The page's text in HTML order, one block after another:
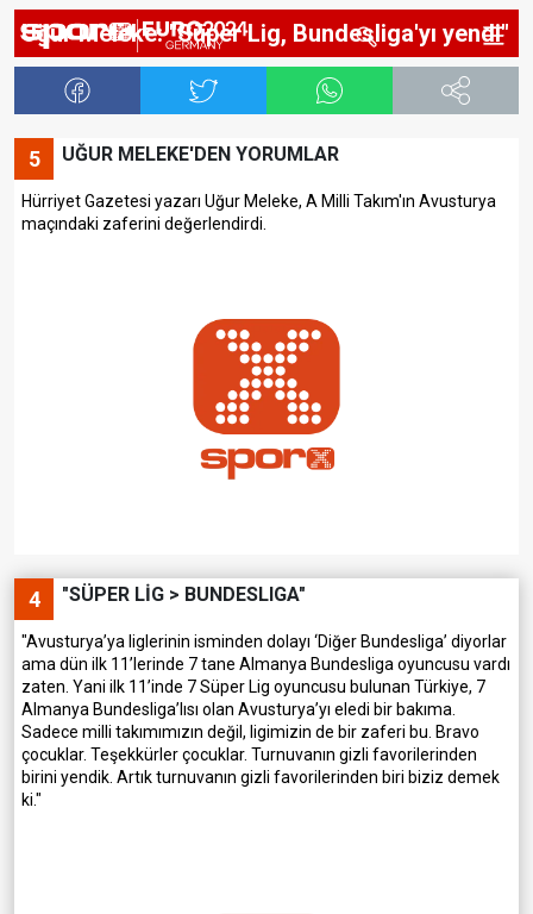
Uğur Meleke: "Süper Lig, Bundesliga'yı yendi"
5 UĞUR MELEKE'DEN YORUMLAR
Hürriyet Gazetesi yazarı Uğur Meleke, A Milli Takım'ın Avusturya
maçındaki zaferini değerlendirdi.
4 "SÜPER LİG > BUNDESLIGA"
"Avusturya’ya liglerinin isminden dolayı ‘Diğer Bundesliga’ diyorlar
ama dün ilk 11’lerinde 7 tane Almanya Bundesliga oyuncusu vardı
zaten. Yani ilk 11’inde 7 Süper Lig oyuncusu bulunan Türkiye, 7
Almanya Bundesliga’lısı olan Avusturya’yı eledi bir bakıma.
Sadece milli takımımızın değil, ligimizin de bir zaferi bu. Bravo
çocuklar. Teşekkürler çocuklar. Turnuvanın gizli favorilerinden
birini yendik. Artık turnuvanın gizli favorilerinden biri biziz demek
ki."